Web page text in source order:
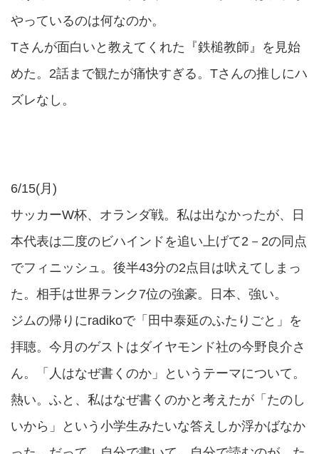
やっているのは何なのか。
Tさんが面白いと教えてくれた『鉄槌教師』を見始
めた。2話まで観たが痛快すぎる。Tさんの推しにハ
ズレなし。
6/15(月)
サッカーW杯、オランダ戦。私は出なかったが、日
本代表は二度のビハインドを追い上げて2－2の同点
でフィニッシュ。後半43分の2点目は吠えてしまっ
た。相手は世界ランク7位の強豪。日本、強い。
ジムの帰りにradikoで「田中泰延のふたりごと」を
拝聴。今月のゲストはダイヤモンド社の今野良介さ
ん。「人はなぜ書くのか」というテーマについて。
熱い。ふと、私はなぜ書くのかと考えたが「たのし
いから」という小学生みたいな答えしか浮かばなか